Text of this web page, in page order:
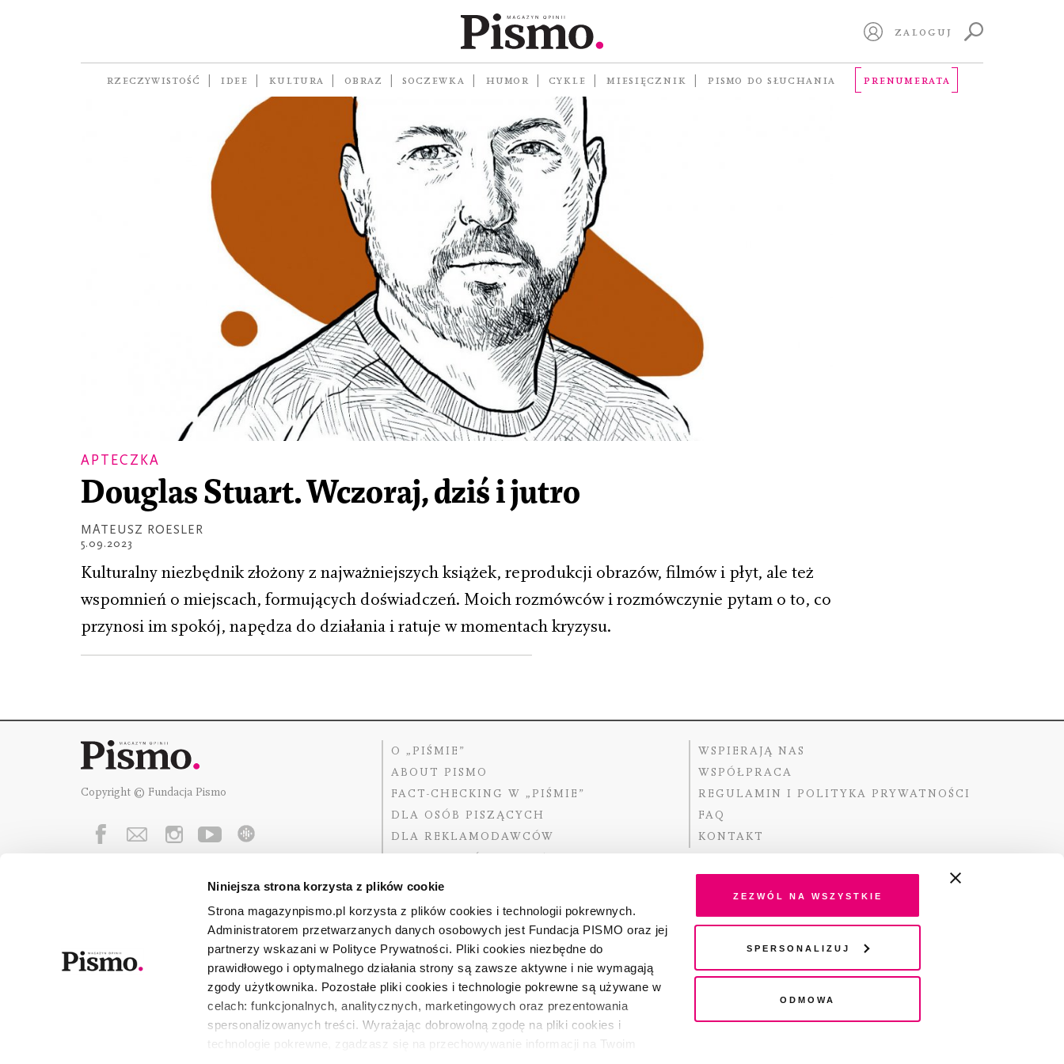
Niniejsza strona korzysta z plików cookie
Strona magazynpismo.pl korzysta z plików cookies i technologii pokrewnych.
Administratorem przetwarzanych danych osobowych jest Fundacja PISMO oraz jej
partnerzy wskazani w Polityce Prywatności. Pliki cookies niezbędne do
prawidłowego i optymalnego działania strony są zawsze aktywne i nie wymagają
zgody użytkownika. Pozostałe pliki cookies i technologie pokrewne są używane w
celach: funkcjonalnych, analitycznych, marketingowych oraz prezentowania
spersonalizowanych treści. Wyrażając dobrowolną zgodę na pliki cookies i
technologie pokrewne, zgadzasz się na przechowywanie informacji na Twoim
Zezwól na wszystkie
Spersonalizuj
Odmowa
ZALOGUJ
RZECZYWISTOŚĆ IDEE KULTURA OBRAZ SOCZEWKA HUMOR CYKLE MIESIĘCZNIK PISMO DO SŁUCHANIA PRENUMERATA
APTECZKA
Douglas Stuart. Wczoraj, dziś i jutro
MATEUSZ ROESLER
5.09.2023
Kulturalny niezbędnik złożony z najważniejszych książek, reprodukcji obrazów, filmów i płyt, ale też
wspomnień o miejscach, formujących doświadczeń. Moich rozmówców i rozmówczynie pytam o to, co
przynosi im spokój, napędza do działania i ratuje w momentach kryzysu.
Copyright © Fundacja Pismo
O „PIŚMIE”
ABOUT PISMO
FACT-CHECKING W „PIŚMIE”
DLA OSÓB PISZĄCYCH
DLA REKLAMODAWCÓW
WSPIERAJĄ NAS
WSPÓŁPRACA
REGULAMIN I POLITYKA PRYWATNOŚCI
FAQ
KONTAKT
Fundację Pismowspierają:
Dofinansowano ze środków Ministra Kultury i Dziedzictwa
Narodowego pochodzących z Funduszu Promocji Kultury –